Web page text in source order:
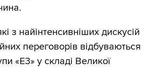
з найінтенсивніших дискусій
переговорів відбуваються
«E3» у складі Великої